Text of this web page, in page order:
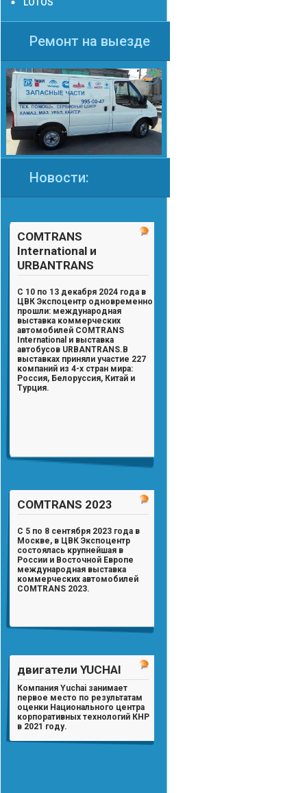
Ремонт на выезде
Новости:
COMTRANS
International и
URBANTRANS
С 10 по 13 декабря 2024 года в
ЦВК Экспоцентр одновременно
прошли: международная
выставка коммерческих
автомобилей COMTRANS
International и выставка
автобусов URBANTRANS.В
выставках приняли участие 227
компаний из 4-х стран мира:
Россия, Белоруссия, Китай и
Турция.
COMTRANS 2023
С 5 по 8 сентября 2023 года в
Москве, в ЦВК Экспоцентр
состоялась крупнейшая в
России и Восточной Европе
международная выставка
коммерческих автомобилей
COMTRANS 2023.
двигатели YUCHAI
Компания Yuchai занимает
первое место по результатам
оценки Национального центра
корпоративных технологий КНР
в 2021 году.